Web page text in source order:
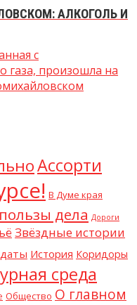
АЛКОГОЛЬ И
с
газа, произошла на
Ассорти
В Думе края
дела Дороги
Звёздные истории
История Коридоры
среда
Общество О главном